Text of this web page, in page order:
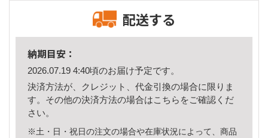
配送する
納期目安：
2026.07.19 4:40頃のお届け予定です。
決済方法が、クレジット、代金引換の場合に限りま
す。その他の決済方法の場合はこちら をご確認くだ
さい。
※土・日・祝日の注文の場合や在庫状況によって、商品